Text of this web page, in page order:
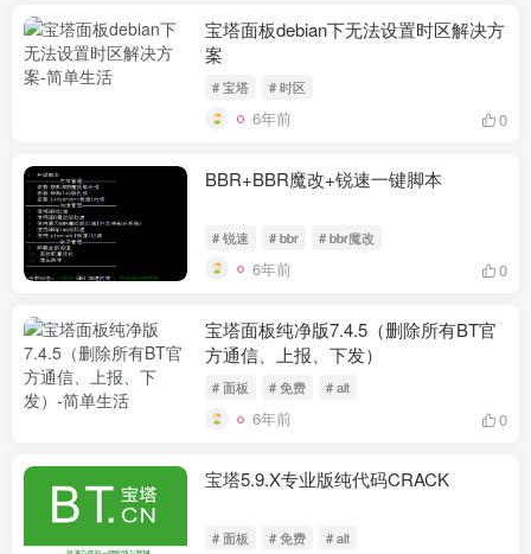
宝塔面板debian下无法设置时区解决方
案
# 宝塔 # 时区
6年前 0
BBR+BBR魔改+锐速一键脚本
# 锐速 # bbr # bbr魔改
6年前 0
宝塔面板纯净版7.4.5（删除所有BT官
方通信、上报、下发）
# 面板 # 免费 # alt
6年前 0
宝塔5.9.X专业版纯代码CRACK
# 面板 # 免费 # alt